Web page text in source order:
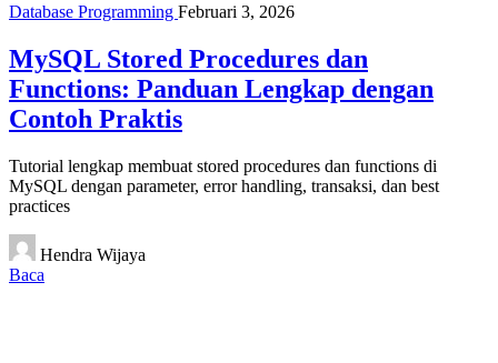
Database Programming Februari 3, 2026
MySQL Stored Procedures dan
Functions: Panduan Lengkap dengan
Contoh Praktis
Tutorial lengkap membuat stored procedures dan functions di
MySQL dengan parameter, error handling, transaksi, dan best
practices
Hendra Wijaya
Baca